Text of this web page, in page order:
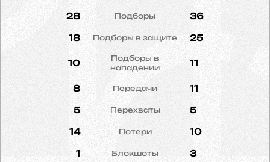
28 Подборы 36
18 Подборы в защите 25
10
Подборы в
нападении
11
8 Передачи 11
5 Перехваты 5
14 Потери 10
1 Блокшоты 3